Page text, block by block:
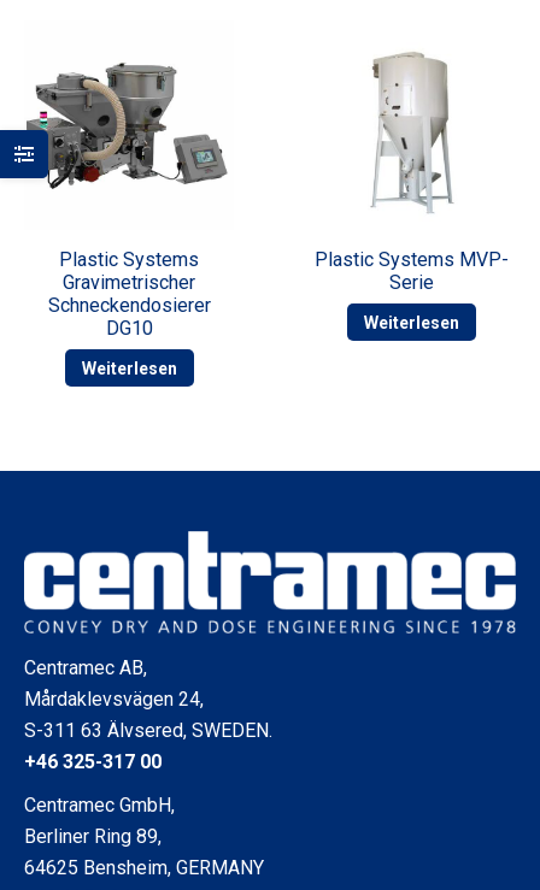
Plastic Systems
Gravimetrischer
Schneckendosierer
DG10
Weiterlesen
Plastic Systems MVP-
Serie
Weiterlesen
Centramec AB,
Mårdaklevsvägen 24,
S-311 63 Älvsered, SWEDEN.
+46 325-317 00
Centramec GmbH,
Berliner Ring 89,
64625 Bensheim, GERMANY